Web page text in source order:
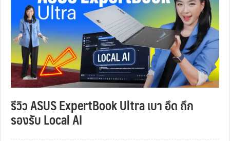
รีวิว ASUS ExpertBook Ultra เบา อึด ถึก
รองรับ Local AI